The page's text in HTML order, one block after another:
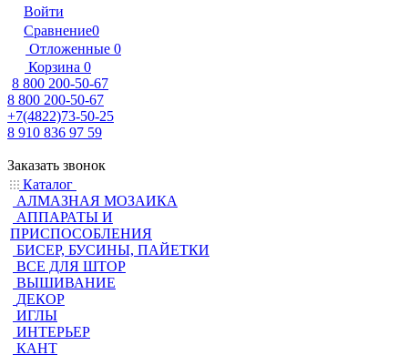
Войти
Сравнение0
Отложенные 0
Корзина 0
8 800 200-50-67
8 800 200-50-67
+7(4822)73-50-25
8 910 836 97 59
Заказать звонок
Каталог
АЛМАЗНАЯ МОЗАИКА
АППАРАТЫ И
ПРИСПОСОБЛЕНИЯ
БИСЕР, БУСИНЫ, ПАЙЕТКИ
ВСЕ ДЛЯ ШТОР
ВЫШИВАНИЕ
ДЕКОР
ИГЛЫ
ИНТЕРЬЕР
КАНТ